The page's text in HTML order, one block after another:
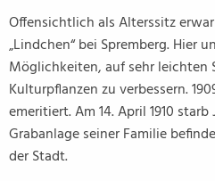
Offensichtlich als Alterssitz
„Lindchen“ bei Spremberg. Hier
Möglichkeiten, auf sehr leichten
Kulturpflanzen zu verbessern.
emeritiert. Am 14. April 1910
Grabanlage seiner Familie
der Stadt.